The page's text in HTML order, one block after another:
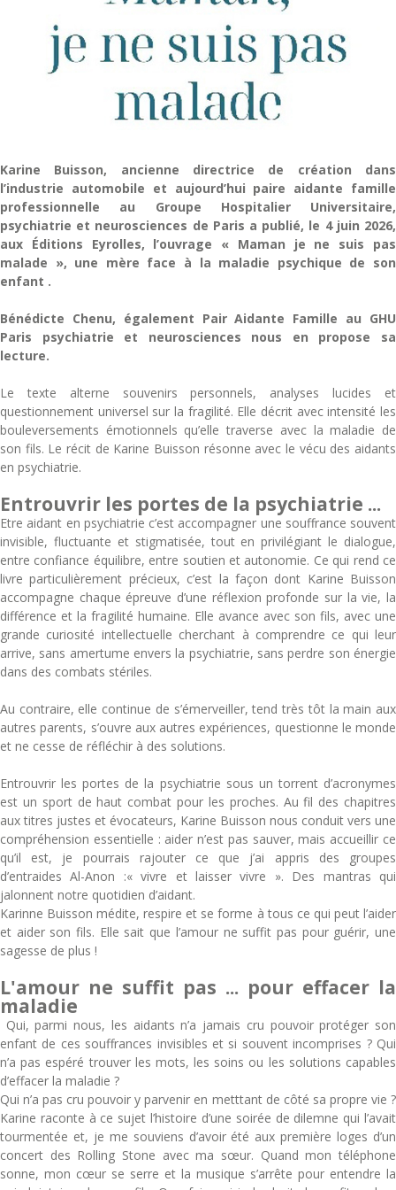
Karine Buisson, ancienne directrice de création dans
l’industrie automobile et aujourd’hui paire aidante famille
professionnelle au Groupe Hospitalier Universitaire,
psychiatrie et neurosciences de Paris a publié, le 4 juin 2026,
aux Éditions Eyrolles, l’ouvrage « Maman je ne suis pas
malade », une mère face à la maladie psychique de son
enfant .
Bénédicte Chenu, également Pair Aidante Famille au GHU
Paris psychiatrie et neurosciences nous en propose sa
lecture.
Le texte alterne souvenirs personnels, analyses lucides et
questionnement universel sur la fragilité. Elle décrit avec intensité les
bouleversements émotionnels qu’elle traverse avec la maladie de
son fils. Le récit de Karine Buisson résonne avec le vécu des aidants
en psychiatrie.
Entrouvrir les portes de la psychiatrie ...
Etre aidant en psychiatrie c’est accompagner une souffrance souvent
invisible, fluctuante et stigmatisée, tout en privilégiant le dialogue,
entre confiance équilibre, entre soutien et autonomie. Ce qui rend ce
livre particulièrement précieux, c’est la façon dont Karine Buisson
accompagne chaque épreuve d’une réflexion profonde sur la vie, la
différence et la fragilité humaine. Elle avance avec son fils, avec une
grande curiosité intellectuelle cherchant à comprendre ce qui leur
arrive, sans amertume envers la psychiatrie, sans perdre son énergie
dans des combats stériles.
Au contraire, elle continue de s’émerveiller, tend très tôt la main aux
autres parents, s’ouvre aux autres expériences, questionne le monde
et ne cesse de réfléchir à des solutions.
Entrouvrir les portes de la psychiatrie sous un torrent d’acronymes
est un sport de haut combat pour les proches. Au fil des chapitres
aux titres justes et évocateurs, Karine Buisson nous conduit vers une
compréhension essentielle : aider n’est pas sauver, mais accueillir ce
qu’il est, je pourrais rajouter ce que j’ai appris des groupes
d’entraides Al-Anon :« vivre et laisser vivre ». Des mantras qui
jalonnent notre quotidien d’aidant.
Karinne Buisson médite, respire et se forme à tous ce qui peut l’aider
et aider son fils. Elle sait que l’amour ne suffit pas pour guérir, une
sagesse de plus !
L'amour ne suffit pas ... pour effacer la
maladie
Qui, parmi nous, les aidants n’a jamais cru pouvoir protéger son
enfant de ces souffrances invisibles et si souvent incomprises ? Qui
n’a pas espéré trouver les mots, les soins ou les solutions capables
d’effacer la maladie ?
Qui n’a pas cru pouvoir y parvenir en metttant de côté sa propre vie ?
Karine raconte à ce sujet l’histoire d’une soirée de dilemne qui l’avait
tourmentée et, je me souviens d’avoir été aux première loges d’un
concert des Rolling Stone avec ma sœur. Quand mon téléphone
sonne, mon cœur se serre et la musique s’arrête pour entendre la